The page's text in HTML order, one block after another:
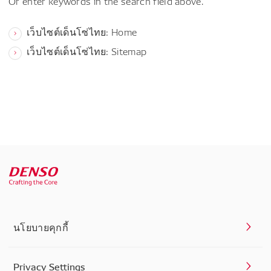
เว็บไซต์เด็นโซ่ไทย: Home
เว็บไซต์เด็นโซ่ไทย: Sitemap
นโยบายคุกกี้
Privacy Settings